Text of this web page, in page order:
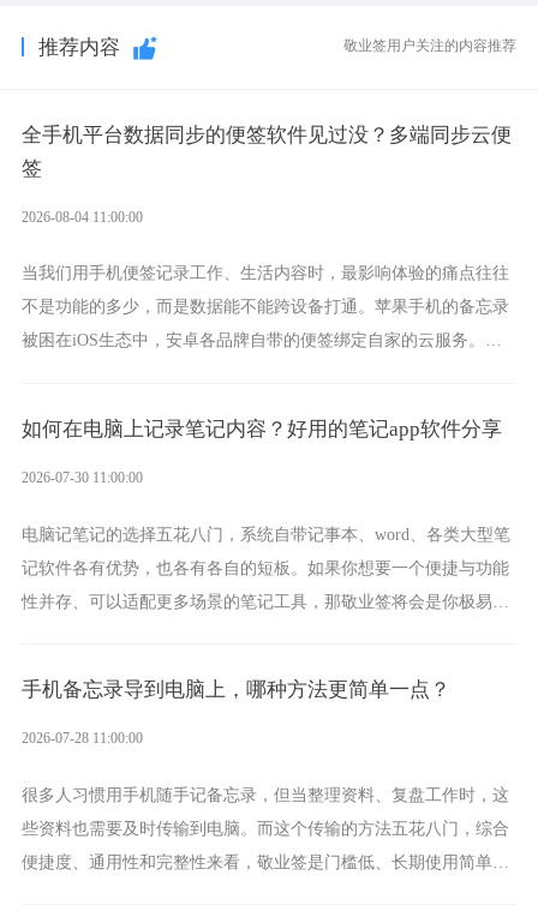
推荐内容 敬业签用户关注的内容推荐
全手机平台数据同步的便签软件见过没？多端同步云便
签
2026-08-04 11:00:00
当我们用手机便签记录工作、生活内容时，最影响体验的痛点往往
不是功能的多少，而是数据能不能跨设备打通。苹果手机的备忘录
被困在iOS生态中，安卓各品牌自带的便签绑定自家的云服务。而
如何在电脑上记录笔记内容？好用的笔记app软件分享
2026-07-30 11:00:00
电脑记笔记的选择五花八门，系统自带记事本、word、各类大型笔
记软件各有优势，也各有各自的短板。如果你想要一个便捷与功能
性并存、可以适配更多场景的笔记工具，那敬业签将会是你极易上
手机备忘录导到电脑上，哪种方法更简单一点？
2026-07-28 11:00:00
很多人习惯用手机随手记备忘录，但当整理资料、复盘工作时，这
些资料也需要及时传输到电脑。而这个传输的方法五花八门，综合
便捷度、通用性和完整性来看，敬业签是门槛低、长期使用简单的